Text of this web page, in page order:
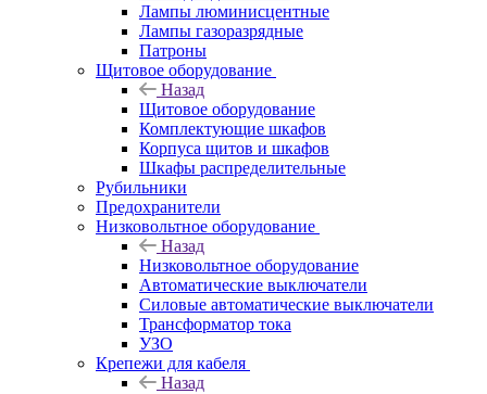
Лампы люминисцентные
Лампы газоразрядные
Патроны
Щитовое оборудование
Назад
Щитовое оборудование
Комплектующие шкафов
Корпуса щитов и шкафов
Шкафы распределительные
Рубильники
Предохранители
Низковольтное оборудование
Назад
Низковольтное оборудование
Автоматические выключатели
Силовые автоматические выключатели
Трансформатор тока
УЗО
Крепежи для кабеля
Назад